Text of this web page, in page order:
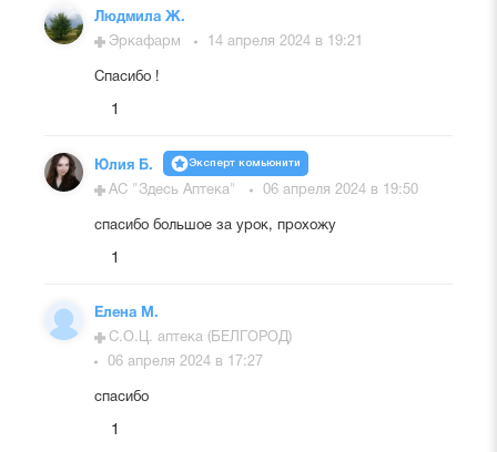
Людмила Ж.
Эркафарм
14 апреля 2024 в 19:21
Спасибо !
1
Юлия Б. Эксперт комьюнити
АС "Здесь Аптека" 06 апреля 2024 в 19:50
спасибо большое за урок, прохожу
1
Елена М.
С.О.Ц. аптека (БЕЛГОРОД)
06 апреля 2024 в 17:27
спасибо
1